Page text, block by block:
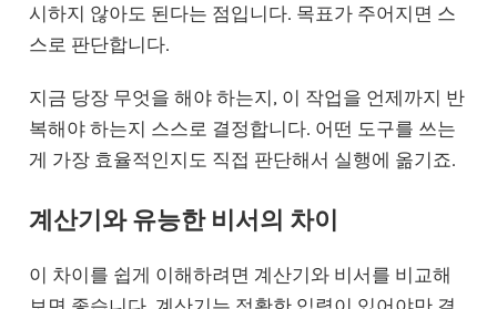
시하지 않아도 된다는 점입니다. 목표가 주어지면 스
스로 판단합니다.
지금 당장 무엇을 해야 하는지, 이 작업을 언제까지 반
복해야 하는지 스스로 결정합니다. 어떤 도구를 쓰는
게 가장 효율적인지도 직접 판단해서 실행에 옮기죠.
계산기와 유능한 비서의 차이
이 차이를 쉽게 이해하려면 계산기와 비서를 비교해